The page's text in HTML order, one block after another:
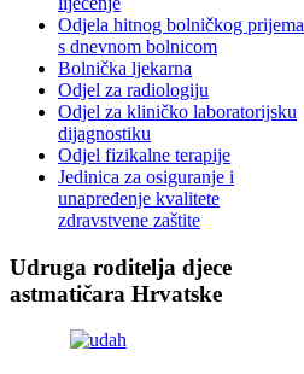
Odjela hitnog bolničkog prijema
s dnevnom bolnicom
Bolnička ljekarna
Odjel za radiologiju
Odjel za kliničko laboratorijsku
dijagnostiku
Odjel fizikalne terapije
Jedinica za osiguranje i
unapređenje kvalitete
zdravstvene zaštite
Udruga roditelja djece
astmatičara Hrvatske